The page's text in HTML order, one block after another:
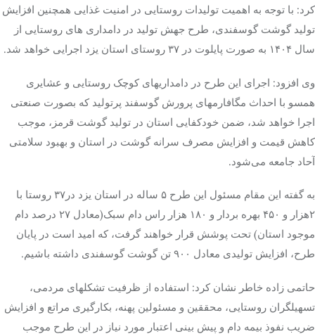
کرد: با توجه به اهمیت تولیدات روستایی در امنیت غذایی همچنین افزایش
تولید گوشت گوسفندی، طرح جهش تولید در دامداری های روستایی از
سال ۱۴۰۴ به صورت پایلوت در ۳۷ روستای استان یزد اجرایی خواهد شد.
وی افزود: اجرای این طرح در دامداریهای کوچک روستایی و عشایری
همسو با احداث مگافارمهای پرورش گوسفند پرتولید که بصورت صنعتی
اجرا خواهد شد، ضمن خودکفایی استان در تولید گوشت قرمز، موجب
کاهش قیمت و افزایش مصرف سرانه گوشت در استان و بهبود سلامتی
آحاد جامعه می‌شود.
به گفته این مقام مسئول این طرح ۵ ساله در استان یزد در۳۷ روستا با
۲هزار و ۴۵۰ بهره بردار و ۱۸۰ هزار راس دام سبک(معادل ۲۷ درصد دام
موجود استان) تحت پوشش قرار خواهند گرفت، که امید است در پایان
طرح، افزایش تولیدی معادل ۹۰۰ تن گوشت گوسفندی داشته باشیم.
حاتمی زاده خاطر نشان کرد: استفاده از ظرفیت تشکلهای مردمی،
تسهیلگران روستایی، محققین و مسئولین پهنه، بکارگیری مراتع و افزایش
ضریب نفوذ بیمه دام و پیش بینی اعتبار مورد نیاز در این طرح موجب